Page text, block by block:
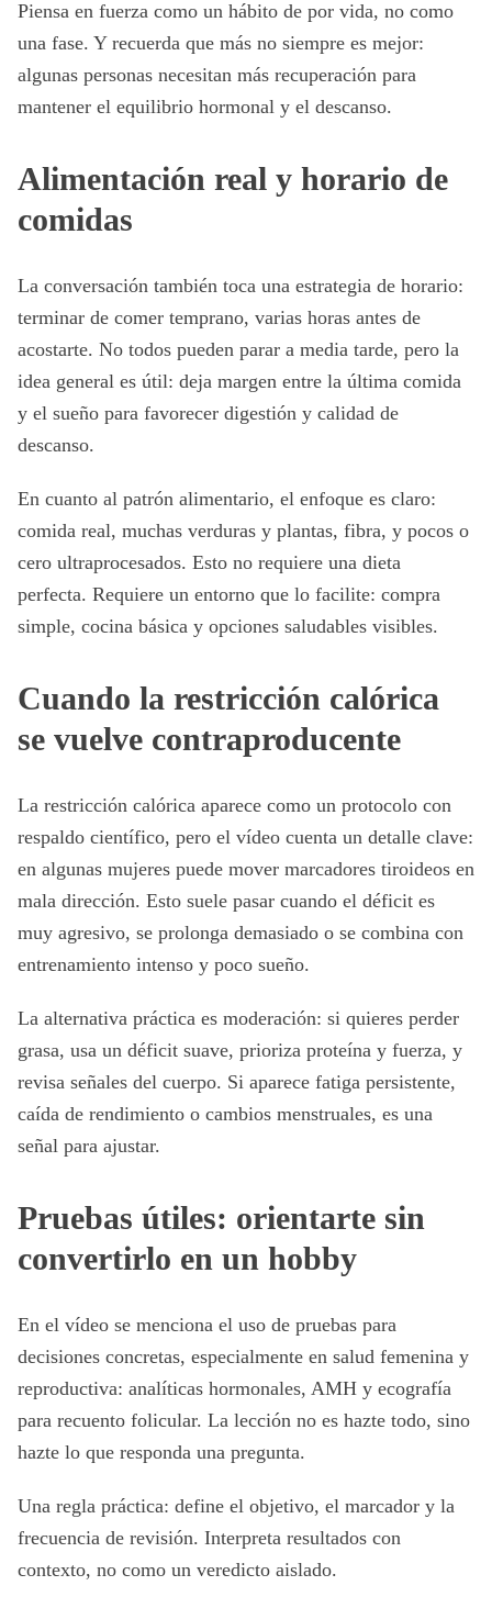
Piensa en fuerza como un hábito de por vida, no como
una fase. Y recuerda que más no siempre es mejor:
algunas personas necesitan más recuperación para
mantener el equilibrio hormonal y el descanso.
Alimentación real y horario de
comidas
La conversación también toca una estrategia de horario:
terminar de comer temprano, varias horas antes de
acostarte. No todos pueden parar a media tarde, pero la
idea general es útil: deja margen entre la última comida
y el sueño para favorecer digestión y calidad de
descanso.
En cuanto al patrón alimentario, el enfoque es claro:
comida real, muchas verduras y plantas, fibra, y pocos o
cero ultraprocesados. Esto no requiere una dieta
perfecta. Requiere un entorno que lo facilite: compra
simple, cocina básica y opciones saludables visibles.
Cuando la restricción calórica
se vuelve contraproducente
La restricción calórica aparece como un protocolo con
respaldo científico, pero el vídeo cuenta un detalle clave:
en algunas mujeres puede mover marcadores tiroideos en
mala dirección. Esto suele pasar cuando el déficit es
muy agresivo, se prolonga demasiado o se combina con
entrenamiento intenso y poco sueño.
La alternativa práctica es moderación: si quieres perder
grasa, usa un déficit suave, prioriza proteína y fuerza, y
revisa señales del cuerpo. Si aparece fatiga persistente,
caída de rendimiento o cambios menstruales, es una
señal para ajustar.
Pruebas útiles: orientarte sin
convertirlo en un hobby
En el vídeo se menciona el uso de pruebas para
decisiones concretas, especialmente en salud femenina y
reproductiva: analíticas hormonales, AMH y ecografía
para recuento folicular. La lección no es hazte todo, sino
hazte lo que responda una pregunta.
Una regla práctica: define el objetivo, el marcador y la
frecuencia de revisión. Interpreta resultados con
contexto, no como un veredicto aislado.